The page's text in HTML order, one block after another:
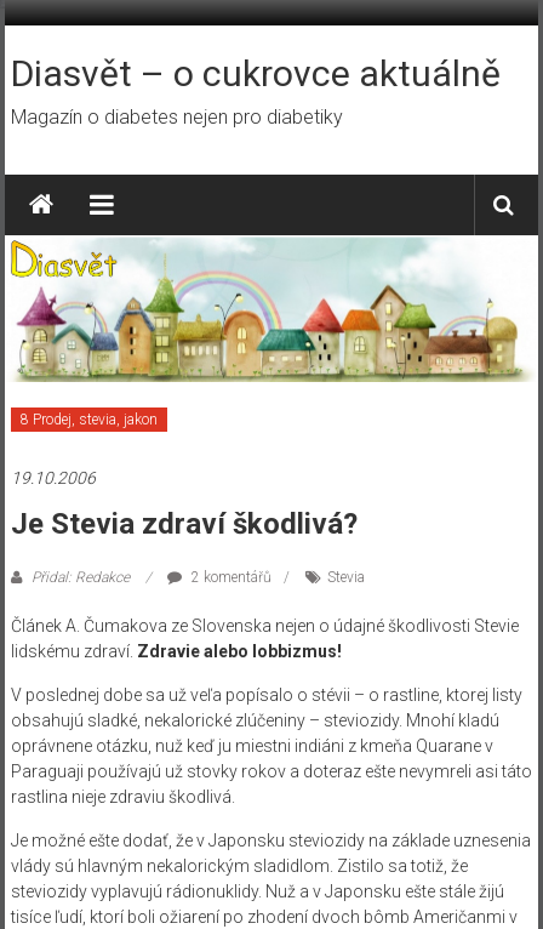
Přeskočit
obsah
Diasvět – o cukrovce aktuálně
Magazín o diabetes nejen pro diabetiky
8 Prodej, stevia, jakon
19.10.2006
Je Stevia zdraví škodlivá?
Přidal: Redakce 2 komentářů Stevia
Článek A. Čumakova ze Slovenska nejen o údajné škodlivosti Stevie
lidskému zdraví. Zdravie alebo lobbizmus!
V poslednej dobe sa už veľa popísalo o stévii – o rastline, ktorej listy
obsahujú sladké, nekalorické zlúčeniny – steviozidy. Mnohí kladú
oprávnene otázku, nuž keď ju miestni indiáni z kmeňa Quarane v
Paraguaji používajú už stovky rokov a doteraz ešte nevymreli asi táto
rastlina nieje zdraviu škodlivá.
Je možné ešte dodať, že v Japonsku steviozidy na základe uznesenia
vlády sú hlavným nekalorickým sladidlom. Zistilo sa totiž, že
steviozidy vyplavujú rádionuklidy. Nuž a v Japonsku ešte stále žijú
tisíce ľudí, ktorí boli ožiarení po zhodení dvoch bômb Američanmi v